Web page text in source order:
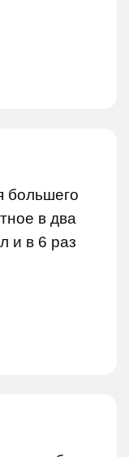
большего
в два
и в 6 раз